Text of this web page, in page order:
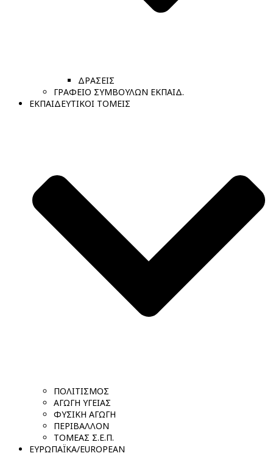
ΔΡΑΣΕΙΣ
ΓΡΑΦΕΙΟ ΣΥΜΒΟΥΛΩΝ ΕΚΠΑΙΔ.
ΕΚΠΑΙΔΕΥΤΙΚΟΙ ΤΟΜΕΙΣ
ΠΟΛΙΤΙΣΜΟΣ
ΑΓΩΓΗ ΥΓΕΙΑΣ
ΦΥΣΙΚΗ ΑΓΩΓΗ
ΠΕΡΙΒΑΛΛΟΝ
ΤΟΜΕΑΣ Σ.Ε.Π.
ΕΥΡΩΠΑΪΚΑ/EUROPEAN